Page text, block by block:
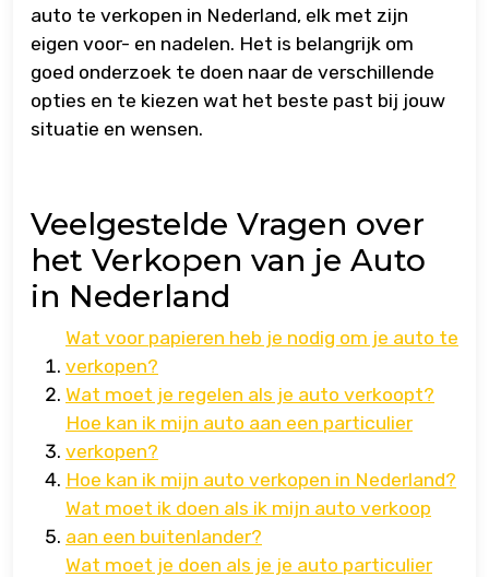
auto te verkopen in Nederland, elk met zijn
eigen voor- en nadelen. Het is belangrijk om
goed onderzoek te doen naar de verschillende
opties en te kiezen wat het beste past bij jouw
situatie en wensen.
Veelgestelde Vragen over
het Verkopen van je Auto
in Nederland
Wat voor papieren heb je nodig om je auto te
verkopen?
Wat moet je regelen als je auto verkoopt?
Hoe kan ik mijn auto aan een particulier
verkopen?
Hoe kan ik mijn auto verkopen in Nederland?
Wat moet ik doen als ik mijn auto verkoop
aan een buitenlander?
Wat moet je doen als je je auto particulier